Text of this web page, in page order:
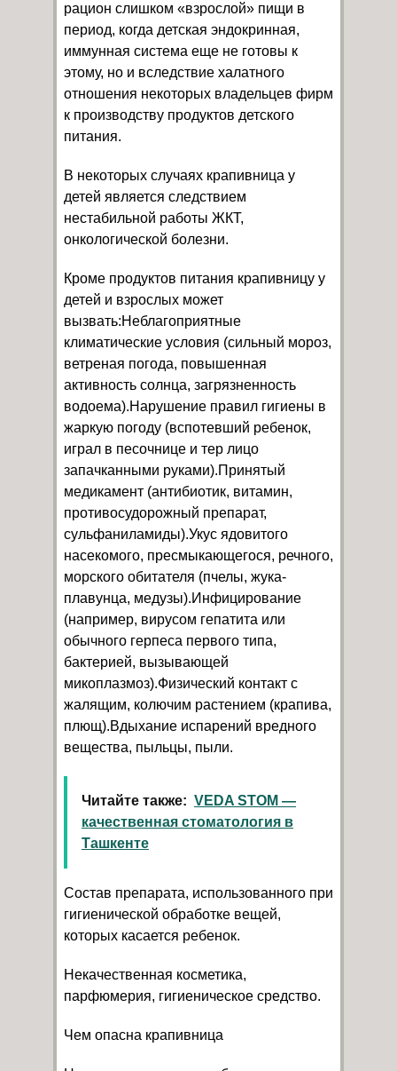
рацион слишком «взрослой» пищи в
период, когда детская эндокринная,
иммунная система еще не готовы к
этому, но и вследствие халатного
отношения некоторых владельцев фирм
к производству продуктов детского
питания.
В некоторых случаях крапивница у
детей является следствием
нестабильной работы ЖКТ,
онкологической болезни.
Кроме продуктов питания крапивницу у
детей и взрослых может
вызвать:Неблагоприятные
климатические условия (сильный мороз,
ветреная погода, повышенная
активность солнца, загрязненность
водоема).Нарушение правил гигиены в
жаркую погоду (вспотевший ребенок,
играл в песочнице и тер лицо
запачканными руками).Принятый
медикамент (антибиотик, витамин,
противосудорожный препарат,
сульфаниламиды).Укус ядовитого
насекомого, пресмыкающегося, речного,
морского обитателя (пчелы, жука-
плавунца, медузы).Инфицирование
(например, вирусом гепатита или
обычного герпеса первого типа,
бактерией, вызывающей
микоплазмоз).Физический контакт с
жалящим, колючим растением (крапива,
плющ).Вдыхание испарений вредного
вещества, пыльцы, пыли.
Читайте также: VEDA STOM —
качественная стоматология в
Ташкенте
Состав препарата, использованного при
гигиенической обработке вещей,
которых касается ребенок.
Некачественная косметика,
парфюмерия, гигиеническое средство.
Чем опасна крапивница